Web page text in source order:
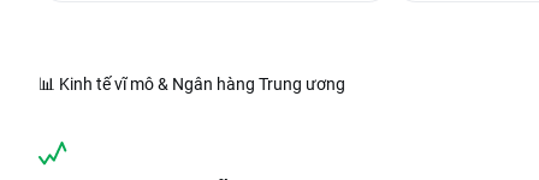
📊 Kinh tế vĩ mô & Ngân hàng Trung ương